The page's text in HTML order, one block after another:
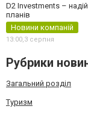
D2 Investments –
планів
Новини компаній
13:00, 3 серпня
Рубрики
Загальний розділ
Туризм